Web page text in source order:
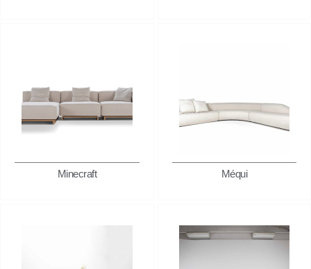
Minecraft Méqui